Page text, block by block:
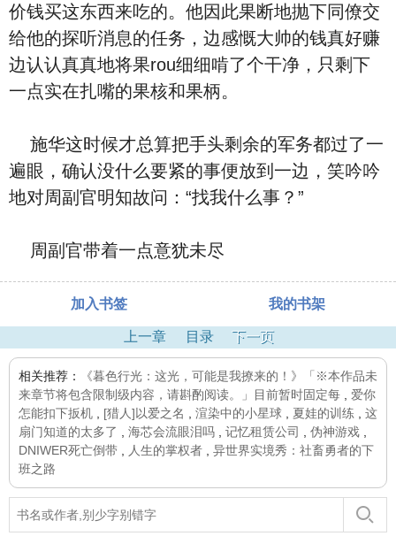
价钱买这东西来吃的。他因此果断地抛下同僚交
给他的探听消息的任务，边感慨大帅的钱真好赚
边认认真真地将果rou细细啃了个干净，只剩下
一点实在扎嘴的果核和果柄。
施华这时候才总算把手头剩余的军务都过了一
遍眼，确认没什么要紧的事便放到一边，笑吟吟
地对周副官明知故问：“找我什么事？”
周副官带着一点意犹未尽
加入书签 我的书架
上一章 目录 下一页
相关推荐：
《暮色行光：这光，可能是我撩来的！》「※本作品未
来章节将包含限制级内容，请斟酌阅读。」目前暂时固定每
爱你
怎能扣下扳机
[猎人]以爱之名 渲染中的小星球 夏娃的训练
这
扇门知道的太多了
海芯会流眼泪吗 记忆租赁公司 伪神游戏
DNIWER死亡倒带
人生的掌权者
异世界实境秀：社畜勇者的下
班之路